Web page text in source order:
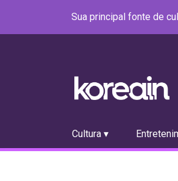
Sua principal fonte de
Cultura ▾